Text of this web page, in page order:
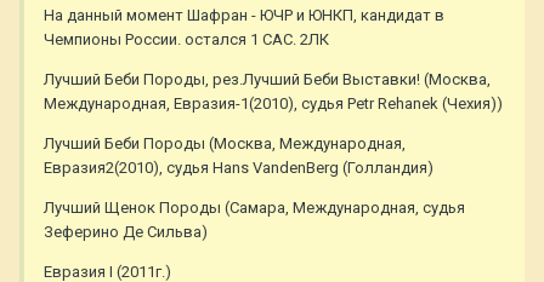
На данный момент Шафран - ЮЧР и ЮНКП, кандидат в
Чемпионы России. остался 1 САС. 2ЛК
Лучший Беби Породы, рез.Лучший Беби Выставки! (Москва,
Международная, Евразия-1(2010), судья Petr Rehanek (Чехия))
Лучший Беби Породы (Москва, Международная,
Евразия2(2010), судья Hans VandenBerg (Голландия)
Лучший Щенок Породы (Самара, Международная, судья
Зеферино Де Сильва)
Евразия I (2011г.)